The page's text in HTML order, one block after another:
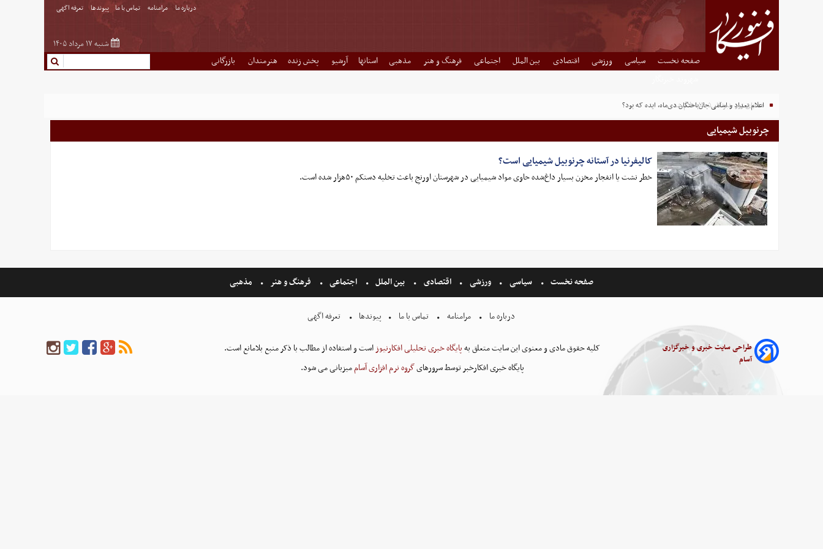
درباره ما مرامنامه تماس با ما پیوندها تعرفه اگهی
شنبه ۱۷ مرداد ۱۴۰۵
صفحه نخست سیاسی ورزشی اقتصادی بین الملل اجتماعی فرهنگ و هنر مذهبی استانها آرشیو پخش زنده هنرمندان
بازرگانی
اعلام تعداد و اسامی جان‌باختگان دی‌ماه، ایده که بود؟
هدایای روز خبرنگار ۱۴۰۵ اعلام شد
چرنوبیل شیمیایی
کالیفرنیا در آستانه چرنوبیل شیمیایی است؟
خطر نشت یا انفجار مخزن بسیار داغ‌شده حاوی مواد شیمیایی در شهرستان اورنجِ باعث تخلیه دستکم ۵۰هزار شده است.
صفحه نخست سیاسی ورزشی اقتصادی بین الملل اجتماعی فرهنگ و هنر مذهبی
درباره ما مرامنامه تماس با ما پیوندها تعرفه اگهی
طراحی سایت خبری و خبرگزاری
آسام
کلیه حقوق مادی و معنوی این سایت متعلق بهپایگاه خبری تحلیلی افکارنیوزاست و استفاده از مطالب با ذکر منبع بلامانع است.
پایگاه خبری افکارخبر توسط سرورهایگروه نرم افزاری آساممیزبانی می شود.